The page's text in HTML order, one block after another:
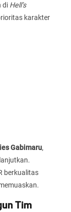
di Hell’s
karakter
Gabimaru,
berkualitas
Tim